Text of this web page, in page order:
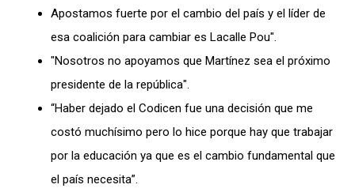
Apostamos fuerte por el cambio del país y el líder de
esa coalición para cambiar es Lacalle Pou".
"Nosotros no apoyamos que Martínez sea el próximo
presidente de la república".
“Haber dejado el Codicen fue una decisión que me
costó muchísimo pero lo hice porque hay que trabajar
por la educación ya que es el cambio fundamental que
el país necesita”.